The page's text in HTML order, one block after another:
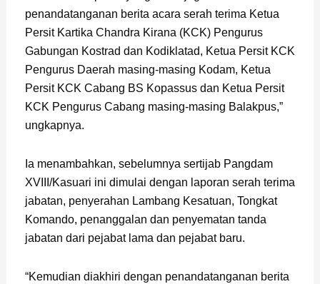
penandatanganan berita acara serah terima Ketua
Persit Kartika Chandra Kirana (KCK) Pengurus
Gabungan Kostrad dan Kodiklatad, Ketua Persit KCK
Pengurus Daerah masing-masing Kodam, Ketua
Persit KCK Cabang BS Kopassus dan Ketua Persit
KCK Pengurus Cabang masing-masing Balakpus,”
ungkapnya.
Ia menambahkan, sebelumnya sertijab Pangdam
XVIII/Kasuari ini dimulai dengan laporan serah terima
jabatan, penyerahan Lambang Kesatuan, Tongkat
Komando, penanggalan dan penyematan tanda
jabatan dari pejabat lama dan pejabat baru.
“Kemudian diakhiri dengan penandatanganan berita